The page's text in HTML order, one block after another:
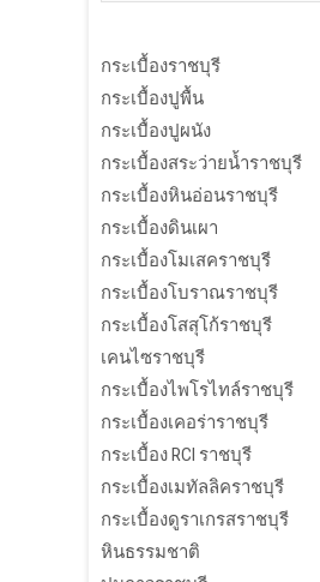
กระเบื้องราชบุรี
กระเบื้องปูพื้น
กระเบื้องปูผนัง
กระเบื้องสระว่ายน้ำราชบุรี
กระเบื้องหินอ่อนราชบุรี
กระเบื้องดินเผา
กระเบื้องโมเสคราชบุรี
กระเบื้องโบราณราชบุรี
กระเบื้องโสสุโก้ราชบุรี
เคนไซราชบุรี
กระเบื้องไพโรไทล์ราชบุรี
กระเบื้องเคอร่าราชบุรี
กระเบื้อง RCI ราชบุรี
กระเบื้องเมทัลลิคราชบุรี
กระเบื้องดูราเกรสราชบุรี
หินธรรมชาติ